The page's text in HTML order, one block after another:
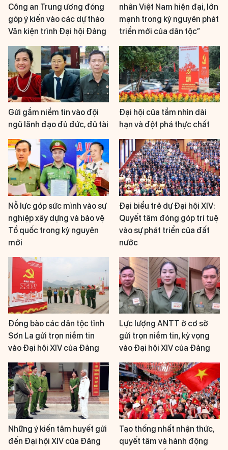
Công an Trung ương đóng
góp ý kiến vào các dự thảo
Văn kiện trình Đại hội Đảng
nhân Việt Nam hiện đại, lớn
mạnh trong kỷ nguyên phát
triển mới của dân tộc”
Gửi gắm niềm tin vào đội
ngũ lãnh đạo đủ đức, đủ tài
Đại hội của tầm nhìn dài
hạn và đột phá thực chất
Nỗ lực góp sức mình vào sự
nghiệp xây dựng và bảo vệ
Tổ quốc trong kỷ nguyên
mới
Đại biểu trẻ dự Đại hội XIV:
Quyết tâm đóng góp trí tuệ
vào sự phát triển của đất
nước
Đồng bào các dân tộc tỉnh
Sơn La gửi trọn niềm tin
vào Đại hội XIV của Đảng
Lực lượng ANTT ở cơ sở
gửi trọn niềm tin, kỳ vọng
vào Đại hội XIV của Đảng
Những ý kiến tâm huyết gửi
đến Đại hội XIV của Đảng
Tạo thống nhất nhận thức,
quyết tâm và hành động